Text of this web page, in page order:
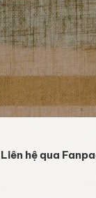
Liên hệ qua